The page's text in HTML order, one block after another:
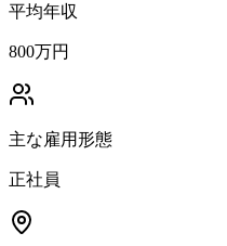
平均年収
800万円
主な雇用形態
正社員